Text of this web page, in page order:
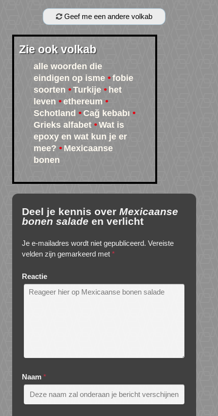
Geef me een andere volkab
Zie ook volkab
alle woorden die
eindigen op isme
fobie
soorten
Turkije
het
leven
ethereum
Schotland
Cağ kebabı
Grieks alfabet
Wat is
epoxy en wat kun je er
mee?
Mexicaanse
bonen
Deel je kennis over Mexicaanse
bonen salade en verlicht
Je e-mailadres wordt niet gepubliceerd. Vereiste
velden zijn gemarkeerd met *
Reactie
Naam *